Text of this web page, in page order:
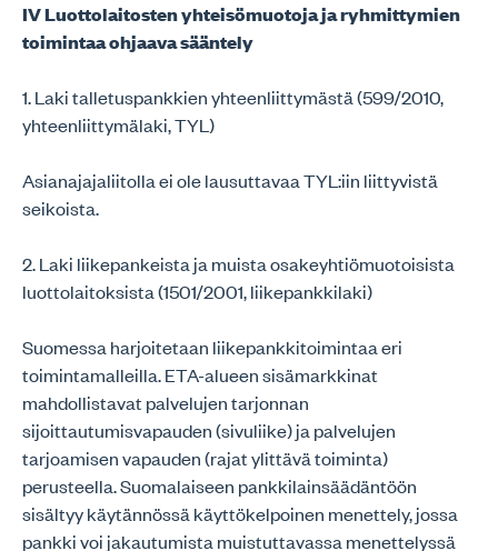
IV Luottolaitosten yhteisömuotoja ja ryhmittymien
toimintaa ohjaava sääntely
1. Laki talletuspankkien yhteenliittymästä (599/2010,
yhteenliittymälaki, TYL)
Asianajajaliitolla ei ole lausuttavaa TYL:iin liittyvistä
seikoista.
2. Laki liikepankeista ja muista osakeyhtiömuotoisista
luottolaitoksista (1501/2001, liikepankkilaki)
Suomessa harjoitetaan liikepankkitoimintaa eri
toimintamalleilla. ETA-alueen sisämarkkinat
mahdollistavat palvelujen tarjonnan
sijoittautumisvapauden (sivuliike) ja palvelujen
tarjoamisen vapauden (rajat ylittävä toiminta)
perusteella. Suomalaiseen pankkilainsäädäntöön
sisältyy käytännössä käyttökelpoinen menettely, jossa
pankki voi jakautumista muistuttavassa menettelyssä